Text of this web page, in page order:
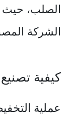
الصلب، حيث
الشركة
كيفية
عملية